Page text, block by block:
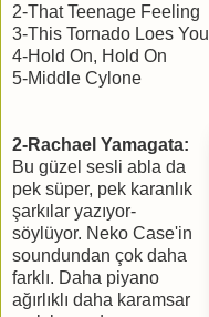
2-That Teenage Feeling
3-This Tornado Loes You
4-Hold On, Hold On
5-Middle Cylone
2-Rachael Yamagata:
Bu güzel sesli abla da
pek süper, pek karanlık
şarkılar yazıyor-
söylüyor. Neko Case'in
soundundan çok daha
farklı. Daha piyano
ağırlıklı daha karamsar